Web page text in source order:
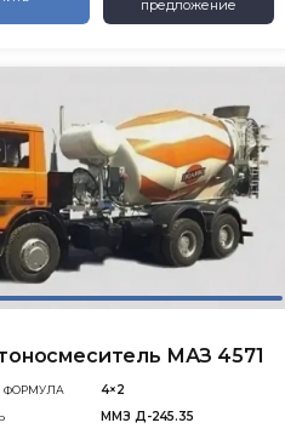
предложение
МАЗ 4571
ФОРМУЛА 4×2
ММЗ Д-245.35